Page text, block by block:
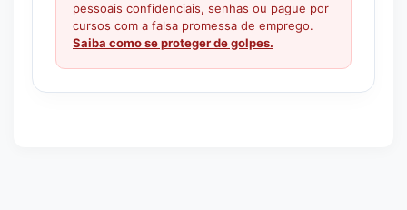
pessoais confidenciais, senhas ou pague por
cursos com a falsa promessa de emprego.
Saiba como se proteger de golpes.